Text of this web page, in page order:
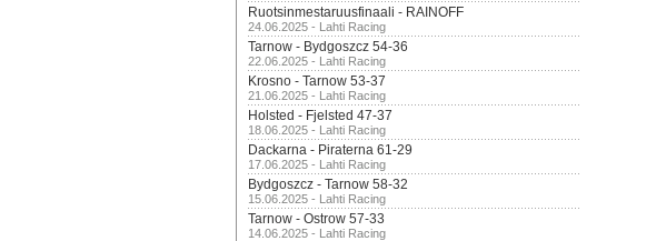
Ruotsinmestaruusfinaali - RAINOFF
24.06.2025 - Lahti Racing
Tarnow - Bydgoszcz 54-36
22.06.2025 - Lahti Racing
Krosno - Tarnow 53-37
21.06.2025 - Lahti Racing
Holsted - Fjelsted 47-37
18.06.2025 - Lahti Racing
Dackarna - Piraterna 61-29
17.06.2025 - Lahti Racing
Bydgoszcz - Tarnow 58-32
15.06.2025 - Lahti Racing
Tarnow - Ostrow 57-33
14.06.2025 - Lahti Racing